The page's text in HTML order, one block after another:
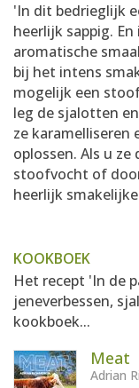
'In dit bedrieglijk
heerlijk sappig.
aromatische
bij het intens
mogelijk een
leg de sjalotten
ze karamelliseren
oplossen. Als u
stoofvocht of
heerlijk
KOOKBOEK
Het recept 'In de
jeneverbessen,
kookboek...
Meat
Adrian